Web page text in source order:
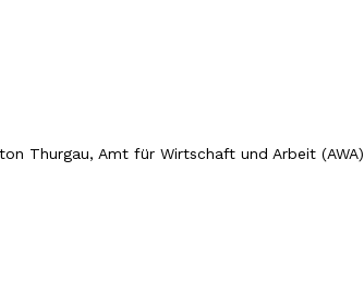
Thurgau, Amt für Wirtschaft und Arbeit (AWA)